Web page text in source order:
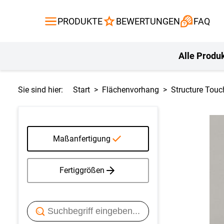
PRODUKTE BEWERTUNGEN FAQ
Alle
Gardinen
Sie sind hier: Start Flächenvorhang Structure
Maßanfertigung
Fertiggrößen